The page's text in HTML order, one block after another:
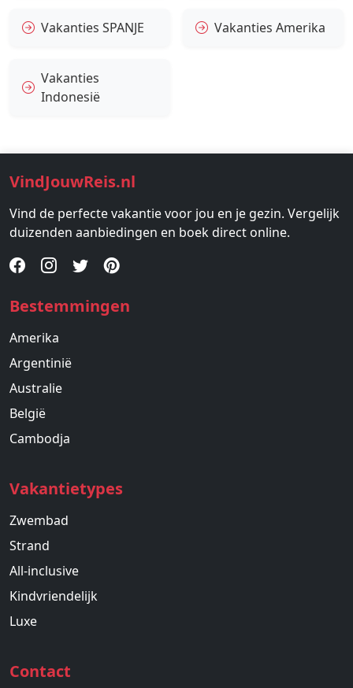
Vakanties SPANJE Vakanties Amerika
Vakanties
Indonesië
VindJouwReis.nl
Vind de perfecte vakantie voor jou en je gezin. Vergelijk
duizenden aanbiedingen en boek direct online.
Bestemmingen
Amerika
Argentinië
Australie
België
Cambodja
Vakantietypes
Zwembad
Strand
All-inclusive
Kindvriendelijk
Luxe
Contact